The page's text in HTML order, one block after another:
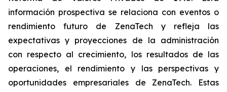
información prospectiva se relaciona con eventos o
rendimiento futuro de ZenaTech y refleja las
expectativas y proyecciones de la administración
con respecto al crecimiento, los resultados de las
operaciones, el rendimiento y las perspectivas y
oportunidades empresariales de ZenaTech. Estas